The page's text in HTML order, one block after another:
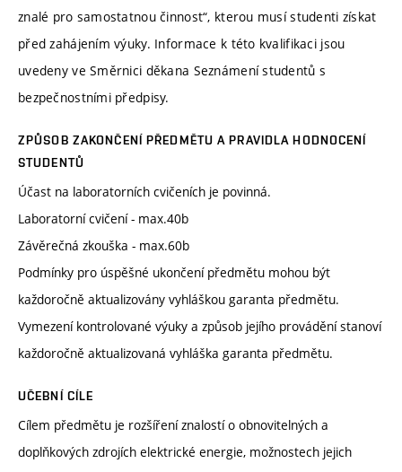
znalé pro samostatnou činnost“, kterou musí studenti získat
před zahájením výuky. Informace k této kvalifikaci jsou
uvedeny ve Směrnici děkana Seznámení studentů s
bezpečnostními předpisy.
ZPŮSOB ZAKONČENÍ PŘEDMĚTU A PRAVIDLA HODNOCENÍ
STUDENTŮ
Účast na laboratorních cvičeních je povinná.
Laboratorní cvičení - max.40b
Závěrečná zkouška - max.60b
Podmínky pro úspěšné ukončení předmětu mohou být
každoročně aktualizovány vyhláškou garanta předmětu.
Vymezení kontrolované výuky a způsob jejího provádění stanoví
každoročně aktualizovaná vyhláška garanta předmětu.
UČEBNÍ CÍLE
Cílem předmětu je rozšíření znalostí o obnovitelných a
doplňkových zdrojích elektrické energie, možnostech jejich